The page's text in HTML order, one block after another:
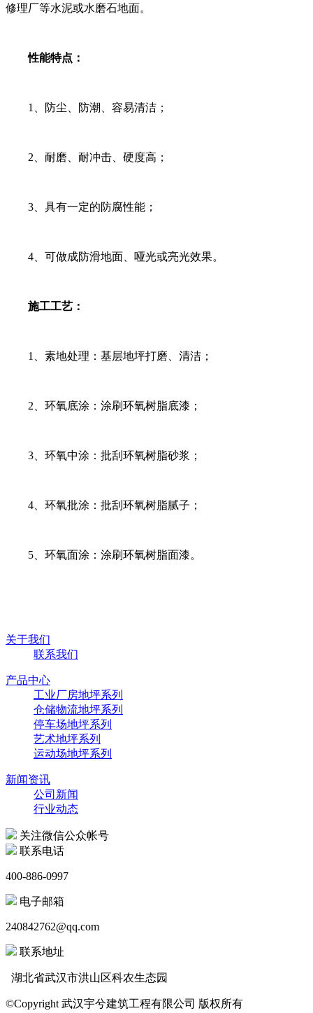
修理厂等水泥或水磨石地面。
性能特点：
1、防尘、防潮、容易清洁；
2、耐磨、耐冲击、硬度高；
3、具有一定的防腐性能；
4、可做成防滑地面、哑光或亮光效果。
施工工艺：
1、素地处理：基层地坪打磨、清洁；
2、环氧底涂：涂刷环氧树脂底漆；
3、环氧中涂：批刮环氧树脂砂浆；
4、环氧批涂：批刮环氧树脂腻子；
5、环氧面涂：涂刷环氧树脂面漆。
关于我们
联系我们
产品中心
工业厂房地坪系列
仓储物流地坪系列
停车场地坪系列
艺术地坪系列
运动场地坪系列
新闻资讯
公司新闻
行业动态
关注微信公众帐号
联系电话
400-886-0997
电子邮箱
240842762@qq.com
联系地址
湖北省武汉市洪山区科农生态园
©Copyright 武汉宇兮建筑工程有限公司 版权所有